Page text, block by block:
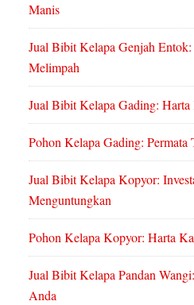
Manis
Jual Bibit Kelapa Genjah
Melimpah
Jual Bibit Kelapa Gading:
Pohon Kelapa Gading:
Jual Bibit Kelapa Kopyor:
Menguntungkan
Pohon Kelapa Kopyor: Harta
Jual Bibit Kelapa Pandan
Anda